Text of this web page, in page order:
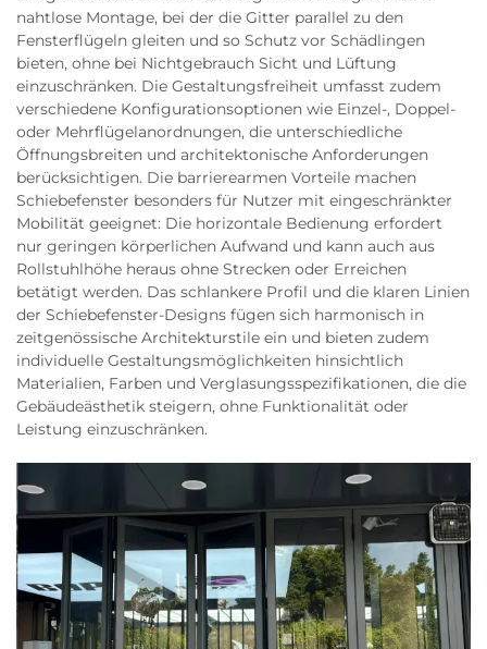
nahtlose Montage, bei der die Gitter parallel zu den
Fensterflügeln gleiten und so Schutz vor Schädlingen
bieten, ohne bei Nichtgebrauch Sicht und Lüftung
einzuschränken. Die Gestaltungsfreiheit umfasst zudem
verschiedene Konfigurationsoptionen wie Einzel-, Doppel-
oder Mehrflügelanordnungen, die unterschiedliche
Öffnungsbreiten und architektonische Anforderungen
berücksichtigen. Die barrierearmen Vorteile machen
Schiebefenster besonders für Nutzer mit eingeschränkter
Mobilität geeignet: Die horizontale Bedienung erfordert
nur geringen körperlichen Aufwand und kann auch aus
Rollstuhlhöhe heraus ohne Strecken oder Erreichen
betätigt werden. Das schlankere Profil und die klaren Linien
der Schiebefenster-Designs fügen sich harmonisch in
zeitgenössische Architekturstile ein und bieten zudem
individuelle Gestaltungsmöglichkeiten hinsichtlich
Materialien, Farben und Verglasungsspezifikationen, die die
Gebäudeästhetik steigern, ohne Funktionalität oder
Leistung einzuschränken.